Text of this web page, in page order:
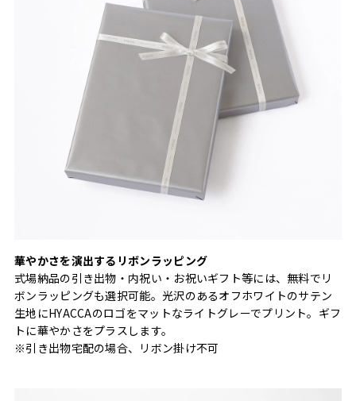
華やかさを演出するリボンラッピング
式場納品の引き出物・内祝い・お祝いギフト等には、無料でリ
ボンラッピングも選択可能。光沢のあるオフホワイトのサテン
生地にHYACCAのロゴをマットなライトグレーでプリント。ギフ
トに華やかさをプラスします。
※引き出物宅配の場合、リボン掛け不可